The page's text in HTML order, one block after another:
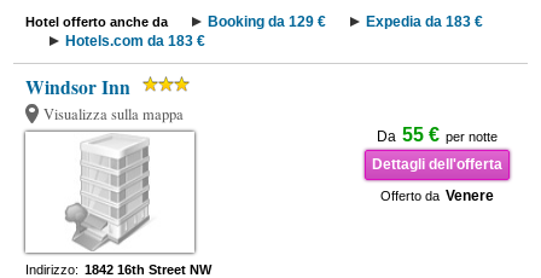
Hotel offerto anche da Booking da 129 €
Expedia da 183 €
Hotels.com da 183 €
Windsor Inn
Visualizza sulla mappa
Da 55 € per notte
Dettagli dell'offerta
Offerto da Venere
Indirizzo: 1842 16th Street NW